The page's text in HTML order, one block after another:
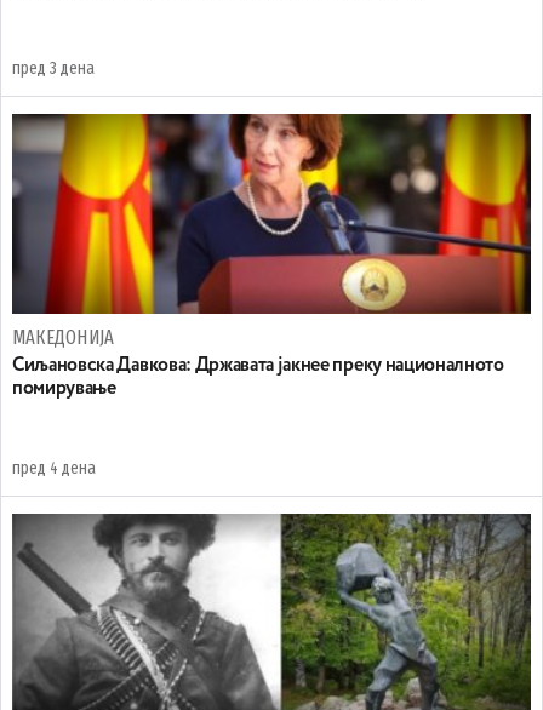
пред 3 дена
МАКЕДОНИЈА
Сиљановска Давкова: Државата јакнее преку националното
помирување
пред 4 дена